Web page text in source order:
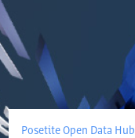
Posetite Open Data Hub